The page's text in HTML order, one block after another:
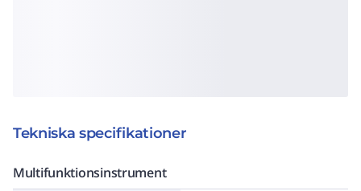
Tekniska specifikationer
Multifunktionsinstrument